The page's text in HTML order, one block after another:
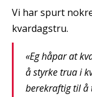
Vi har spurt
kvardagstru.
«Eg håpar at
å styrke trua i
berekraftig til å